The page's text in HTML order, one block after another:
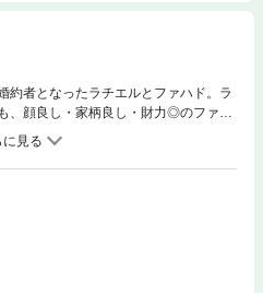
約者となったラチエルとファハド。ラ
、顔良し・家柄良し・財力◎のファハ
な中、二人はラチエルの親戚に挨拶に
6月号（2022年）に収録されてい